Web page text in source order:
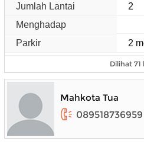
Jumlah Lantai
2
Menghadap
Parkir
2
Dilihat 71
Mahkota Tua
089518736959